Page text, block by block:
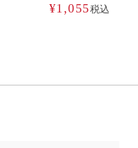
¥1,055税込